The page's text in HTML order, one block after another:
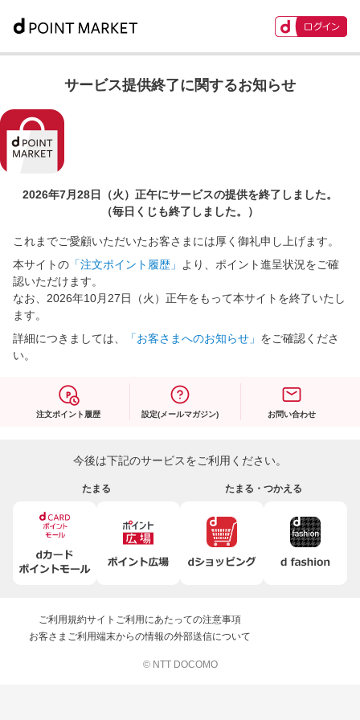
サービス提供終了に関するお知らせ
2026年7月28日（火）正午にサービスの提供を終了しました。
（毎日くじも終了しました。）
これまでご愛顧いただいたお客さまには厚く御礼申し上げます。
本サイトの 「注文ポイント履歴」
より、ポイント進呈状況をご確
認いただけます。
なお、2026年10月27日（火）正午をもって本サイトを終了いたし
ます。
詳細につきましては、
「お客さまへのお知らせ」 をご確認くださ
い。
注文ポイント履歴 設定(メールマガジン) お問い合わせ
今後は下記のサービスをご利用ください。
たまる たまる・つかえる
ご利用規約サイトご利用にあたっての注意事項
お客さまご利用端末からの情報の外部送信について
© NTT DOCOMO